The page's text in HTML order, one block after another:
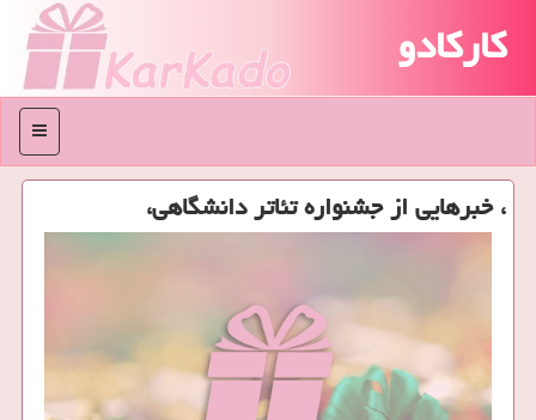
کارکادو
منو
، خبرهایی از جشنواره تئاتر دانشگاهی،